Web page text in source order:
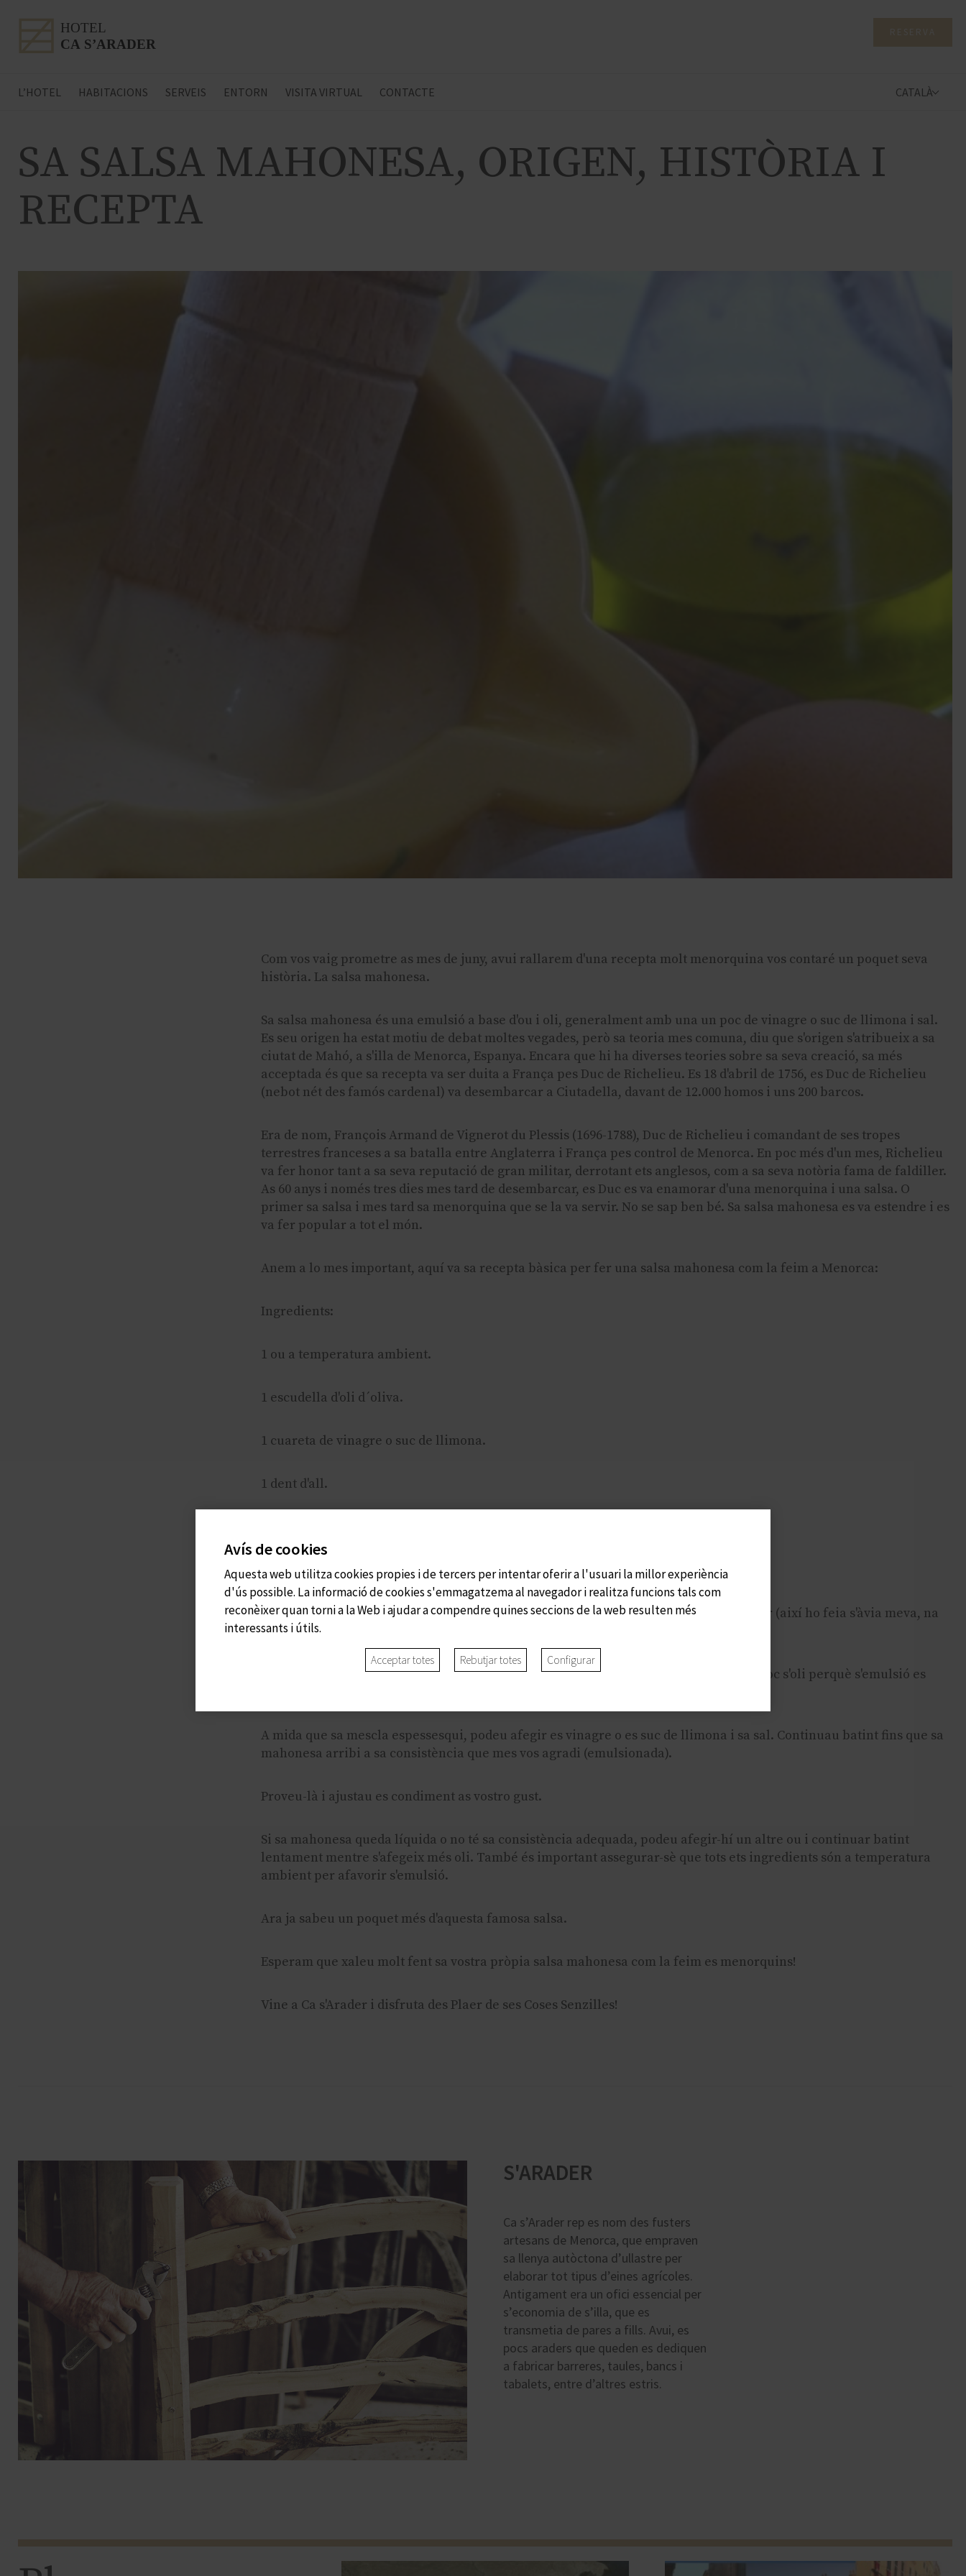
L’HOTEL HABITACIONS SERVEIS ENTORN VISITA VIRTUAL CONTACTE CATALÀ
SA SALSA MAHONESA, ORIGEN, HISTÒRIA I
RECEPTA
Com vos vaig prometre as mes de juny, avui rallarem d'una recepta molt menorquina vos contaré un poquet seva
història. La salsa mahonesa.
Sa salsa mahonesa és una emulsió a base d'ou i oli, generalment amb una un poc de vinagre o suc de llimona i sal.
Es seu origen ha estat motiu de debat moltes vegades, però sa teoria mes comuna, diu que s'origen s'atribueix a sa
ciutat de Mahó, a s'illa de Menorca, Espanya. Encara que hi ha diverses teories sobre sa seva creació, sa més
acceptada és que sa recepta va ser duita a França pes Duc de Richelieu. Es 18 d'abril de 1756, es Duc de Richelieu
(nebot nét des famós cardenal) va desembarcar a Ciutadella, davant de 12.000 homos i uns 200 barcos.
Era de nom, François Armand de Vignerot du Plessis (1696-1788), Duc de Richelieu i comandant de ses tropes
terrestres franceses a sa batalla entre Anglaterra i França pes control de Menorca. En poc més d'un mes, Richelieu
va fer honor tant a sa seva reputació de gran militar, derrotant ets anglesos, com a sa seva notòria fama de faldiller.
As 60 anys i només tres dies mes tard de desembarcar, es Duc es va enamorar d'una menorquina i una salsa. O
primer sa salsa i mes tard sa menorquina que se la va servir. No se sap ben bé. Sa salsa mahonesa es va estendre i es
va fer popular a tot el món.
Anem a lo mes important, aquí va sa recepta bàsica per fer una salsa mahonesa com la feim a Menorca:
Ingredients:
1 ou a temperatura ambient.
1 escudella d'oli d´oliva.
1 cuareta de vinagre o suc de llimona.
1 dent d'all.
Com fer-hó:
En un bol batiu s'ou fins que estigui ben batut, antigament es feia a mà amb un morter (així ho feia s'àvia meva, na
Maria de Ca s'Arader), avui dia és millor fer-hó amb batidora, és més ràpid i eficaç.
Continuau afegint s'oli a poc a poc sense deixar de batre. És important abocar poc a poc s'oli perquè s'emulsió es
A mida que sa mescla espessesqui, podeu afegir es vinagre o es suc de llimona i sa sal. Continuau batint fins que sa
mahonesa arribi a sa consistència que mes vos agradi (emulsionada).
Proveu-là i ajustau es condiment as vostro gust.
Si sa mahonesa queda líquida o no té sa consistència adequada, podeu afegir-hí un altre ou i continuar batint
lentament mentre s'afegeix més oli. També és important assegurar-sè que tots ets ingredients són a temperatura
ambient per afavorir s'emulsió.
Ara ja sabeu un poquet més d'aquesta famosa salsa.
Esperam que xaleu molt fent sa vostra pròpia salsa mahonesa com la feim es menorquins!
Vine a Ca s'Arader i disfruta des Plaer de ses Coses Senzilles!
S'ARADER
Ca s’Arader rep es nom des fusters
artesans de Menorca, que empraven
sa llenya autòctona d’ullastre per
elaborar tot tipus d’eines agrícoles.
Antigament era un ofici essencial per
s’economia de s’illa, que es
transmetia de pares a fills. Avui, es
pocs araders que queden es dediquen
a fabricar barreres, taules, bancs i
tabalets, entre d’altres estris.
Avís de cookies
Aquesta web utilitza cookies propies i de tercers per intentar oferir a l'usuari la millor experiència
d'ús possible. La informació de cookies s'emmagatzema al navegador i realitza funcions tals com
reconèixer quan torni a la Web i ajudar a compendre quines seccions de la web resulten més
interessants i útils.
Acceptar totes Rebutjar totes Configurar